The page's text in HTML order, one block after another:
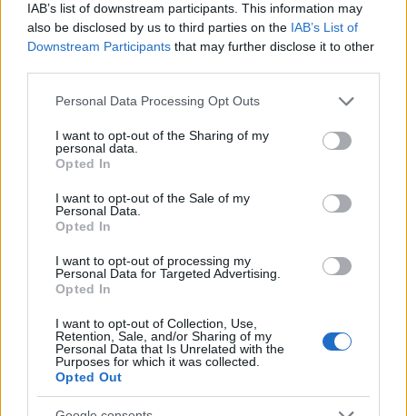
IAB’s list of downstream participants. This information may
also be disclosed by us to third parties on the IAB’s List of
Downstream Participants that may further disclose it to other
Please note that this website/app uses one or more Google
not limited to your visit or usage behaviour. You may click to
grant or deny consent to Google and its third-party tags to
use your data for below specified purposes in below Google
consent section.
Personal Data Processing Opt Outs
I want to opt-out of the Sharing of my
personal data.
Opted In
I want to opt-out of the Sale of my
Personal Data.
Opted In
I want to opt-out of processing my
Personal Data for Targeted Advertising.
Opted In
I want to opt-out of Collection, Use,
Retention, Sale, and/or Sharing of my
Personal Data that Is Unrelated with the
Purposes for which it was collected.
Opted Out
NECROLOGIE
Mario Malu
Paolo Pinna
Martina Agostina Diturco